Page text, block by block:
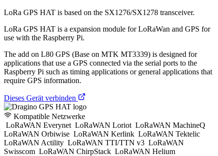
LoRa GPS HAT is based on the SX1276/SX1278 transceiver.
LoRa GPS HAT is a expansion module for LoRaWan and GPS for
use with the Raspberry Pi.
The add on L80 GPS (Base on MTK MT3339) is designed for
applications that use a GPS connected via the serial ports to the
Raspberry Pi such as timing applications or general applications that
require GPS information.
Dieses Gerät verbinden
Kompatible Netzwerke
LoRaWAN Everynet LoRaWAN Loriot LoRaWAN MachineQ
LoRaWAN Orbiwise LoRaWAN Kerlink LoRaWAN Tektelic
LoRaWAN Actility LoRaWAN TTI/TTN v3 LoRaWAN
Swisscom LoRaWAN ChirpStack LoRaWAN Helium